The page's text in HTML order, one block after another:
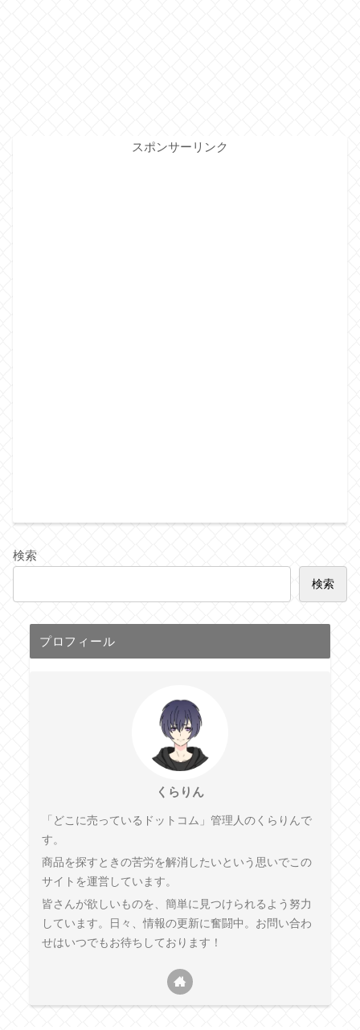
スポンサーリンク
検索
検索
プロフィール
くらりん
「どこに売っているドットコム」管理人のくらりんで
す。
商品を探すときの苦労を解消したいという思いでこの
サイトを運営しています。
皆さんが欲しいものを、簡単に見つけられるよう努力
しています。日々、情報の更新に奮闘中。お問い合わ
せはいつでもお待ちしております！